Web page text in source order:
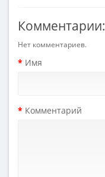
Комментарии:
Нет комментариев.
Имя
Комментарий